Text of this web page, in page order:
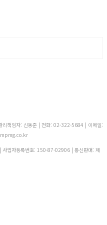
리책임자: 신동준 | 전화: 02-322-5684 | 이메일:
업자등록번호: 150-87-02906 | 통신판매: 제